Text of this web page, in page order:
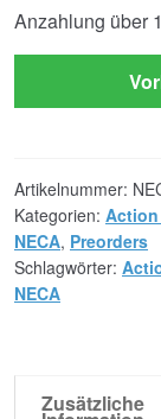
Anzahlung über
Artikelnummer:
Kategorien:
NECA, Preorders
Schlagwörter:
NECA
Zusätzliche